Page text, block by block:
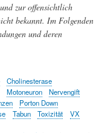
zur offensichtlich
bekannt. Im Folgenden
und deren
Cholinesterase
Motoneuron
Nervengift
Porton Down
Tabun Toxizität VX